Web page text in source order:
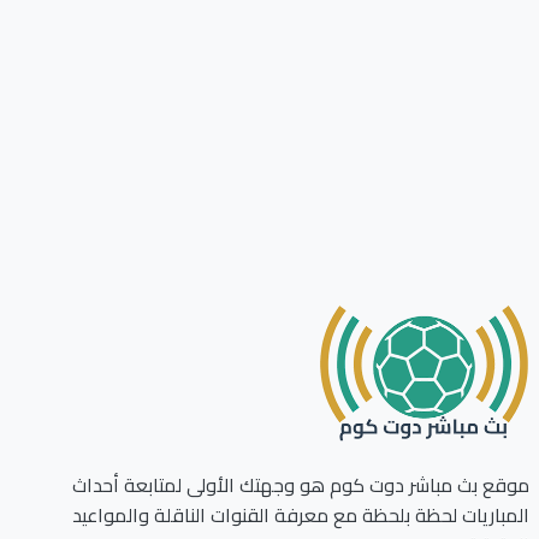
بث مباشر دوت كوم هو وجهتك الأولى لمتابعة أحداث
لحظة بلحظة مع معرفة القنوات الناقلة والمواعيد